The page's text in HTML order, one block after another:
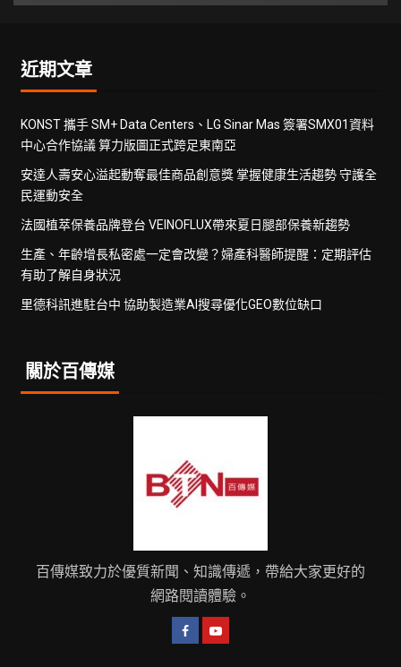
近期文章
KONST 攜手 SM+ Data Centers、LG Sinar Mas 簽署SMX01資料
中心合作協議 算力版圖正式跨足東南亞
安達人壽安心溢起動奪最佳商品創意獎 掌握健康生活趨勢 守護全
民運動安全
法國植萃保養品牌登台 VEINOFLUX帶來夏日腿部保養新趨勢
生產、年齡增長私密處一定會改變？婦產科醫師提醒：定期評估
有助了解自身狀況
里德科訊進駐台中 協助製造業AI搜尋優化GEO數位缺口
關於百傳媒
百傳媒致力於優質新聞、知識傳遞，帶給大家更好的
網路閱讀體驗。